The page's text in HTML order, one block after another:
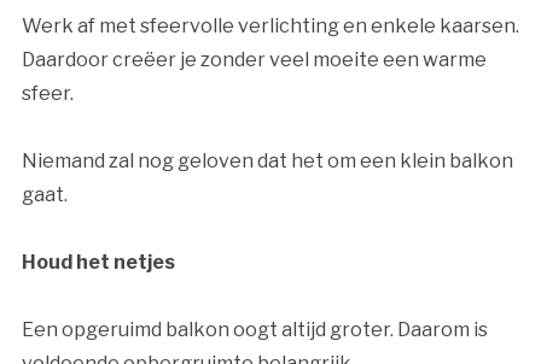
Werk af met sfeervolle verlichting en enkele kaarsen.
Daardoor creëer je zonder veel moeite een warme
sfeer.
Niemand zal nog geloven dat het om een klein balkon
gaat.
Houd het netjes
Een opgeruimd balkon oogt altijd groter. Daarom is